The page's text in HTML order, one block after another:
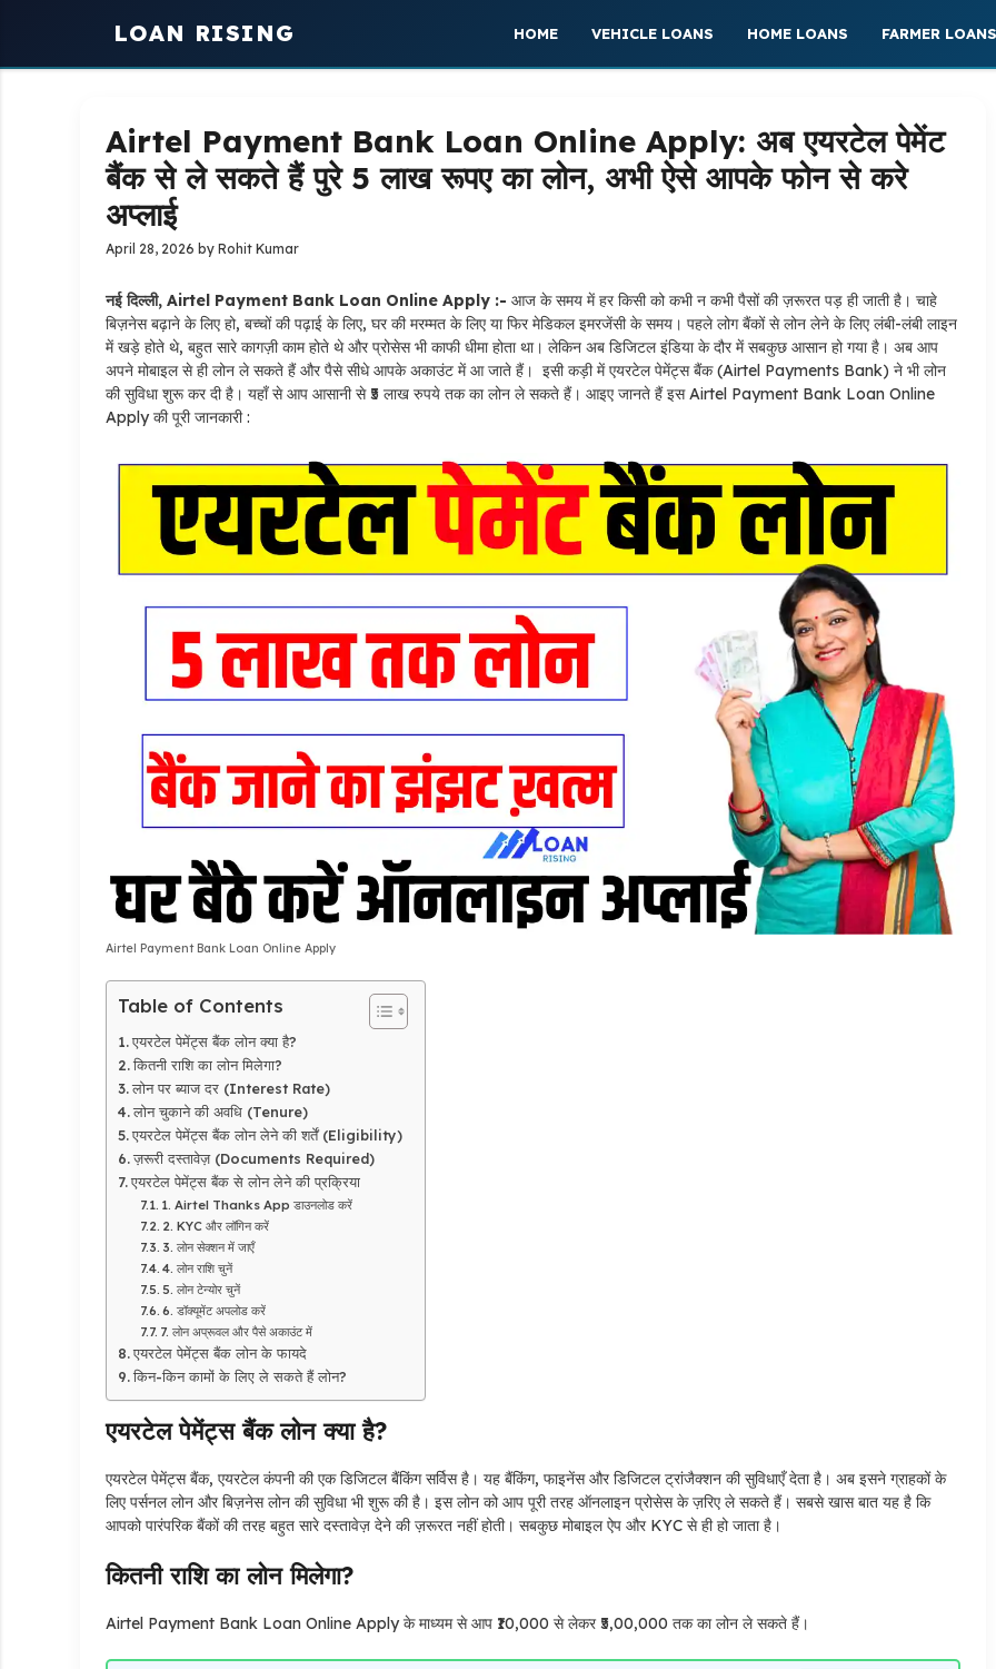
LOAN RISING HOME VEHICLE LOANS HOME LOANS FARMER LOANS
Airtel Payment Bank Loan Online Apply: अब एयरटेल पेमेंट
बैंक से ले सकते हैं पुरे 5 लाख रूपए का लोन, अभी ऐसे आपके फोन से करे
अप्लाई
April 28, 2026 by Rohit Kumar
नई दिल्ली, Airtel Payment Bank Loan Online Apply :- आज के समय में हर किसी को कभी न कभी पैसों की ज़रूरत पड़ ही जाती है। चाहे
बिज़नेस बढ़ाने के लिए हो, बच्चों की पढ़ाई के लिए, घर की मरम्मत के लिए या फिर मेडिकल इमरजेंसी के समय। पहले लोग बैंकों से लोन लेने के लिए लंबी-लंबी लाइन
में खड़े होते थे, बहुत सारे कागज़ी काम होते थे और प्रोसेस भी काफी धीमा होता था। लेकिन अब डिजिटल इंडिया के दौर में सबकुछ आसान हो गया है। अब आप
अपने मोबाइल से ही लोन ले सकते हैं और पैसे सीधे आपके अकाउंट में आ जाते हैं। इसी कड़ी में एयरटेल पेमेंट्स बैंक (Airtel Payments Bank) ने भी लोन
की सुविधा शुरू कर दी है। यहाँ से आप आसानी से ₹5 लाख रुपये तक का लोन ले सकते हैं। आइए जानते हैं इस Airtel Payment Bank Loan Online
Apply की पूरी जानकारी :
Airtel Payment Bank Loan Online Apply
Table of Contents
एयरटेल पेमेंट्स बैंक लोन क्या है?
कितनी राशि का लोन मिलेगा?
लोन पर ब्याज दर (Interest Rate)
लोन चुकाने की अवधि (Tenure)
एयरटेल पेमेंट्स बैंक लोन लेने की शर्तें (Eligibility)
ज़रूरी दस्तावेज़ (Documents Required)
एयरटेल पेमेंट्स बैंक से लोन लेने की प्रक्रिया
1. Airtel Thanks App डाउनलोड करें
2. KYC और लॉगिन करें
3. लोन सेक्शन में जाएँ
4. लोन राशि चुनें
5. लोन टेन्योर चुनें
6. डॉक्यूमेंट अपलोड करें
7. लोन अप्रूवल और पैसे अकाउंट में
एयरटेल पेमेंट्स बैंक लोन के फायदे
किन-किन कामों के लिए ले सकते हैं लोन?
एयरटेल पेमेंट्स बैंक लोन क्या है?
एयरटेल पेमेंट्स बैंक, एयरटेल कंपनी की एक डिजिटल बैंकिंग सर्विस है। यह बैंकिंग, फाइनेंस और डिजिटल ट्रांजैक्शन की सुविधाएँ देता है। अब इसने ग्राहकों के
लिए पर्सनल लोन और बिज़नेस लोन की सुविधा भी शुरू की है। इस लोन को आप पूरी तरह ऑनलाइन प्रोसेस के ज़रिए ले सकते हैं। सबसे खास बात यह है कि
आपको पारंपरिक बैंकों की तरह बहुत सारे दस्तावेज़ देने की ज़रूरत नहीं होती। सबकुछ मोबाइल ऐप और KYC से ही हो जाता है।
कितनी राशि का लोन मिलेगा?
Airtel Payment Bank Loan Online Apply के माध्यम से आप ₹10,000 से लेकर ₹5,00,000 तक का लोन ले सकते हैं।